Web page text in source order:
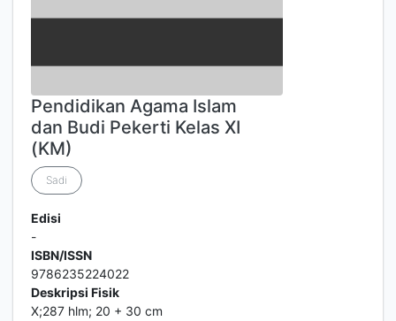
Pendidikan Agama Islam
dan Budi Pekerti Kelas XI
(KM)
Sadi
Edisi
-
ISBN/ISSN
9786235224022
Deskripsi Fisik
X;287 hlm; 20 + 30 cm